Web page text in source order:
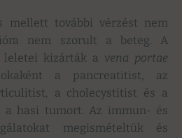
mellett további vérzést nem
nem szorult a beteg. A
leletei kizárták a vena portae
a pancreatitist, az
a cholecystitist és a
a hasi tumort. Az immun- és
megismételtük és